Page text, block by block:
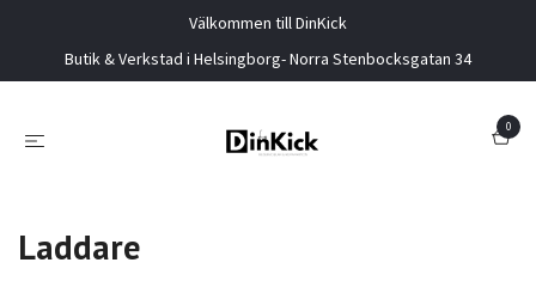
Välkommen till DinKick
Butik & Verkstad i Helsingborg- Norra Stenbocksgatan 34
0
Laddare